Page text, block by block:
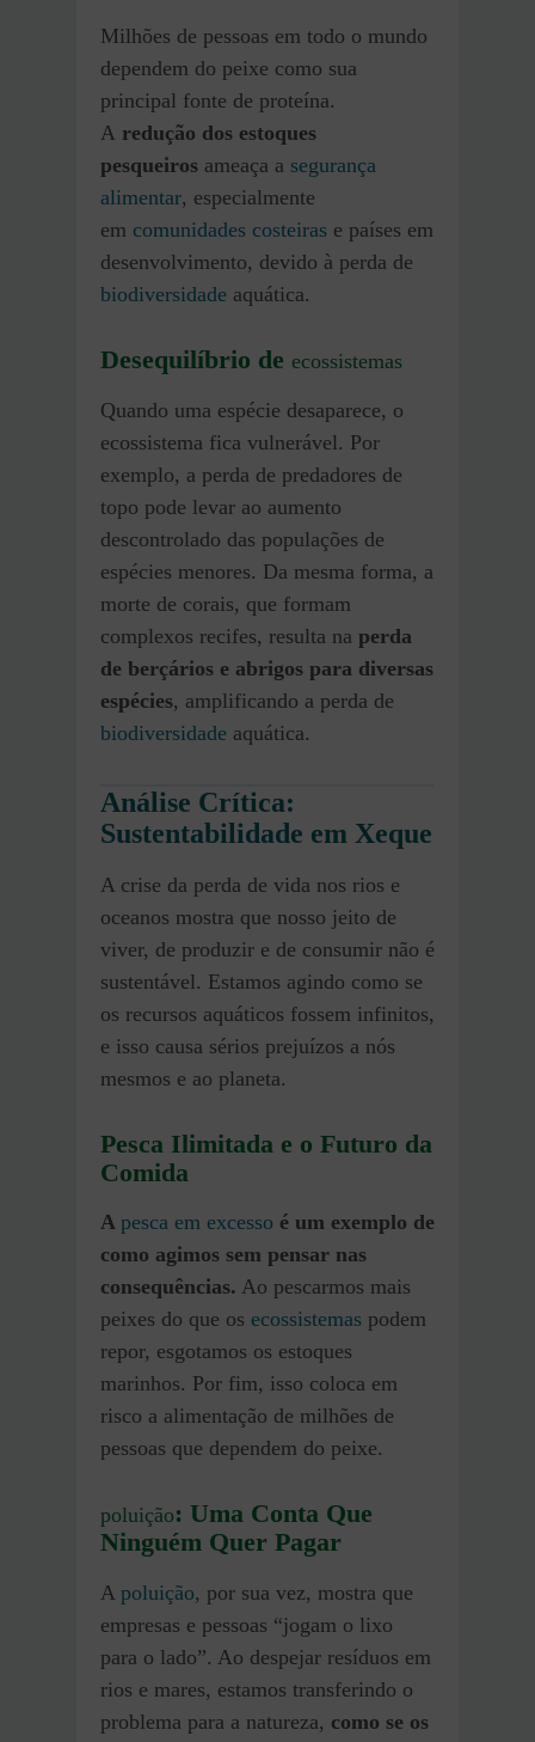
Milhões de pessoas em todo o mundo
dependem do peixe como sua
principal fonte de proteína.
A redução dos estoques
pesqueiros ameaça a segurança
alimentar, especialmente
em comunidades costeiras e países em
desenvolvimento, devido à perda de
biodiversidade aquática.
Desequilíbrio de ecossistemas
Quando uma espécie desaparece, o
ecossistema fica vulnerável. Por
exemplo, a perda de predadores de
topo pode levar ao aumento
descontrolado das populações de
espécies menores. Da mesma forma, a
morte de corais, que formam
complexos recifes, resulta na perda
de berçários e abrigos para diversas
espécies, amplificando a perda de
biodiversidade aquática.
Análise Crítica:
Sustentabilidade em Xeque
A crise da perda de vida nos rios e
oceanos mostra que nosso jeito de
viver, de produzir e de consumir não é
sustentável. Estamos agindo como se
os recursos aquáticos fossem infinitos,
e isso causa sérios prejuízos a nós
mesmos e ao planeta.
Pesca Ilimitada e o Futuro da
Comida
A pesca em excesso é um exemplo de
como agimos sem pensar nas
consequências. Ao pescarmos mais
peixes do que os ecossistemas podem
repor, esgotamos os estoques
marinhos. Por fim, isso coloca em
risco a alimentação de milhões de
pessoas que dependem do peixe.
poluição: Uma Conta Que
Ninguém Quer Pagar
A poluição, por sua vez, mostra que
empresas e pessoas “jogam o lixo
para o lado”. Ao despejar resíduos em
rios e mares, estamos transferindo o
problema para a natureza, como se os